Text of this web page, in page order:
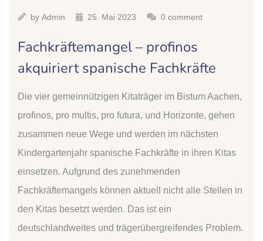
by Admin 25. Mai 2023 0 comment
Fachkräftemangel – profinos
akquiriert spanische Fachkräfte
Die vier gemeinnützigen Kitaträger im Bistum Aachen,
profinos, pro multis, pro futura, und Horizonte, gehen
zusammen neue Wege und werden im nächsten
Kindergartenjahr spanische Fachkräfte in ihren Kitas
einsetzen. Aufgrund des zunehmenden
Fachkräftemangels können aktuell nicht alle Stellen in
den Kitas besetzt werden. Das ist ein
deutschlandweites und trägerübergreifendes Problem.